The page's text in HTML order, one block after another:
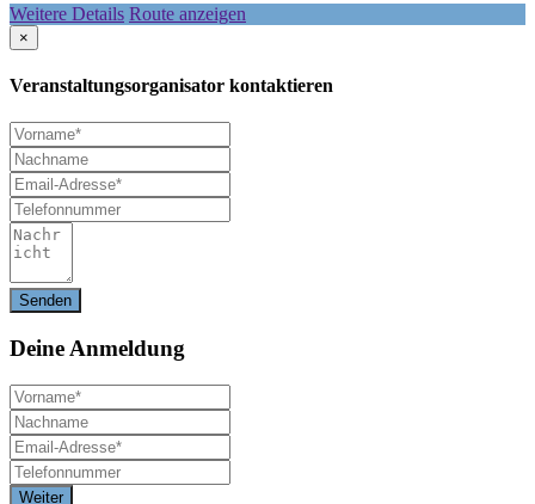
Weitere Details Route anzeigen
×
Veranstaltungsorganisator kontaktieren
Deine Anmeldung